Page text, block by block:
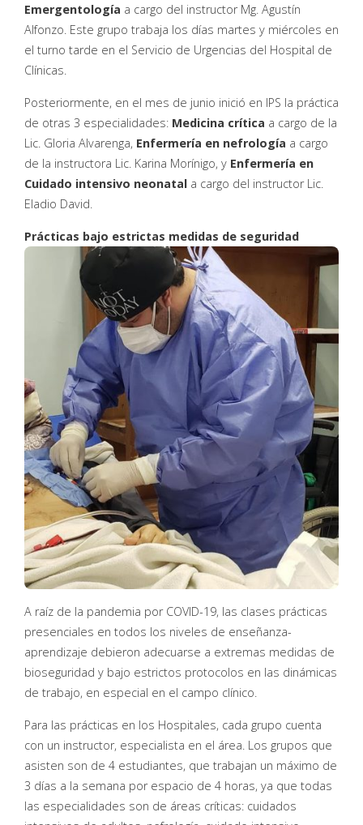
Emergentología a cargo del instructor Mg. Agustín
Alfonzo. Este grupo trabaja los días martes y miércoles en
el turno tarde en el Servicio de Urgencias del Hospital de
Clínicas.
Posteriormente, en el mes de junio inició en IPS la práctica
de otras 3 especialidades: Medicina crítica a cargo de la
Lic. Gloria Alvarenga, Enfermería en nefrología a cargo
de la instructora Lic. Karina Morínigo, y Enfermería en
Cuidado intensivo neonatal a cargo del instructor Lic.
Eladio David.
Prácticas bajo estrictas medidas de seguridad
A raíz de la pandemia por COVID-19, las clases prácticas
presenciales en todos los niveles de enseñanza-
aprendizaje debieron adecuarse a extremas medidas de
bioseguridad y bajo estrictos protocolos en las dinámicas
de trabajo, en especial en el campo clínico.
Para las prácticas en los Hospitales, cada grupo cuenta
con un instructor, especialista en el área. Los grupos que
asisten son de 4 estudiantes, que trabajan un máximo de
3 días a la semana por espacio de 4 horas, ya que todas
las especialidades son de áreas críticas: cuidados